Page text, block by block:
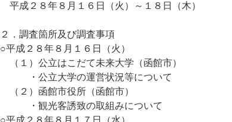
平成２８年８月１６日（火）～１８日（木）
２．調査箇所及び調査事項
○平成２８年８月１６日（火）
（１）公立はこだて未来大学（函館市）
・公立大学の運営状況等について
（２）函館市役所（函館市）
・観光客誘致の取組みについて